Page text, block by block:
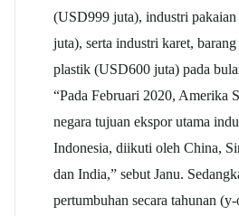
(USD999 juta), industri
juta), serta industri karet,
plastik (USD600 juta) pada
“Pada Februari 2020, Amerika
negara tujuan ekspor utama
Indonesia, diikuti oleh China,
dan India,” sebut Janu.
pertumbuhan secara tahunan